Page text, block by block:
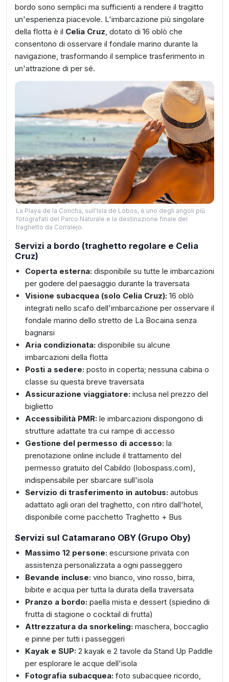
bordo sono semplici ma sufficienti a rendere il tragitto
un'esperienza piacevole. L'imbarcazione più singolare
della flotta è il Celia Cruz , dotato di 16 oblò che
consentono di osservare il fondale marino durante la
navigazione, trasformando il semplice trasferimento in
un'attrazione di per sé.
La Playa de la Concha, sull'Isla de Lobos, è uno degli angoli più
fotografati del Parco Naturale e la destinazione finale del
traghetto da Corralejo.
Servizi a bordo (traghetto regolare e Celia
Cruz)
Coperta esterna: disponibile su tutte le imbarcazioni
per godere del paesaggio durante la traversata
Visione subacquea (solo Celia Cruz): 16 oblò
integrati nello scafo dell'imbarcazione per osservare il
fondale marino dello stretto de La Bocaina senza
bagnarsi
Aria condizionata: disponibile su alcune
imbarcazioni della flotta
Posti a sedere: posto in coperta; nessuna cabina o
classe su questa breve traversata
Assicurazione viaggiatore: inclusa nel prezzo del
biglietto
Accessibilità PMR: le imbarcazioni dispongono di
strutture adattate tra cui rampe di accesso
Gestione del permesso di accesso: la
prenotazione online include il trattamento del
permesso gratuito del Cabildo (lobospass.com),
indispensabile per sbarcare sull'isola
Servizio di trasferimento in autobus: autobus
adattato agli orari del traghetto, con ritiro dall'hotel,
disponibile come pacchetto Traghetto + Bus
Servizi sul Catamarano OBY (Grupo Oby)
Massimo 12 persone: escursione privata con
assistenza personalizzata a ogni passeggero
Bevande incluse: vino bianco, vino rosso, birra,
bibite e acqua per tutta la durata della traversata
Pranzo a bordo: paella mista e dessert (spiedino di
frutta di stagione o cocktail di frutta)
Attrezzatura da snorkeling: maschera, boccaglio
e pinne per tutti i passeggeri
Kayak e SUP: 2 kayak e 2 tavole da Stand Up Paddle
per esplorare le acque dell'isola
Fotografia subacquea: foto subacquee ricordo,